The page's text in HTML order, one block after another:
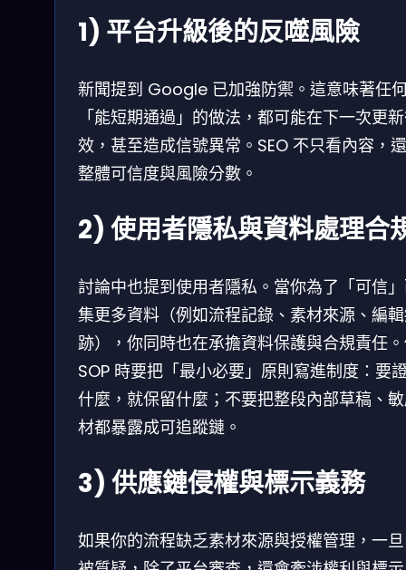
1) 平台升級後的反噬風險
新聞提到 Google 已加強防禦。這意味著任
「能短期通過」的做法，都可能在下一次更
效，甚至造成信號異常。SEO 不只看內容，
整體可信度與風險分數。
2) 使用者隱私與資料處理合
討論中也提到使用者隱私。當你為了「可信
集更多資料（例如流程記錄、素材來源、編
跡），你同時也在承擔資料保護與合規責任
SOP 時要把「最小必要」原則寫進制度：要
什麼，就保留什麼；不要把整段內部草稿、
材都暴露成可追蹤鏈。
3) 供應鏈侵權與標示義務
如果你的流程缺乏素材來源與授權管理，一